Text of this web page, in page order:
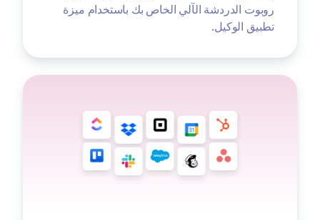
روبوت الدردشة الآلي الخاص بك باستخدام ميزة
تطبيق الوكيل.